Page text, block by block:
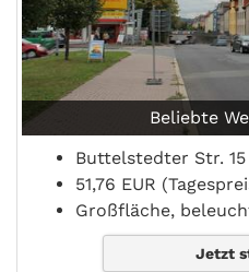
Beliebte
Buttelstedter Str. 15
51,76 EUR
Großfläche,
Jetzt